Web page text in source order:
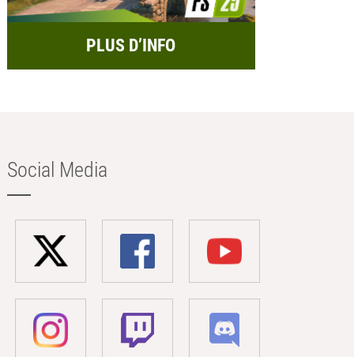
PLUS D’INFO
Social Media